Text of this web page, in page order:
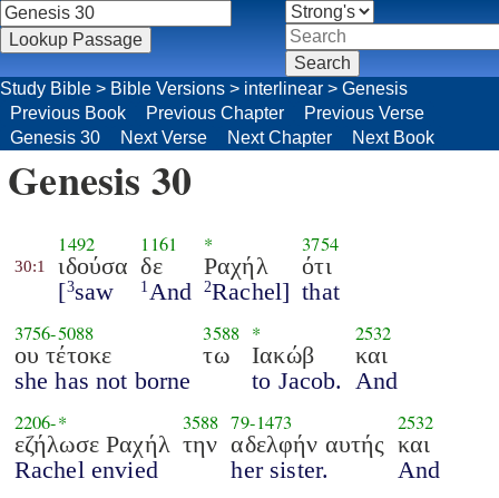
Study Bible > Bible Versions > interlinear > Genesis
Previous Book
Previous Chapter
Previous Verse
Genesis 30
Next Verse Next Chapter Next Book
Genesis 30
30:1
1492
ιδούσα
[3saw
1161
δε
1 And
*
Ραχήλ
2Rachel]
3754
ότι
that
3756-5088
ου τέτοκε
she has not borne
3588
τω
*
Ιακώβ
to Jacob.
2532
και
And
2206-*
εζήλωσε Ραχήλ
Rachel envied
3588
την
79-1473
αδελφήν αυτής
her sister.
2532
και
And